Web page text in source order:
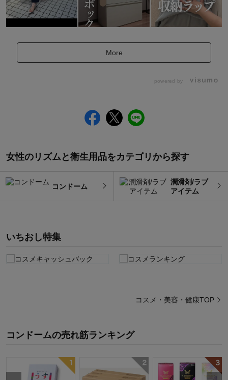
More
powered by
女性のリズムと衛生用品をカテゴリから探す
コンドーム
潤滑剤/ラブ
アイテム
いちおし特集
コスメ・美容・健康TOP
コンドームの売れ筋ランキング